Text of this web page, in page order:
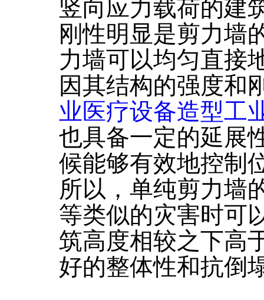
竖向应力载荷的建
刚性明显是剪力墙
力墙可以均匀直接
因其结构的强度和
业医疗设备造型工
也具备一定的延展
候能够有效地控制
所以，单纯剪力墙
等类似的灾害时可
筑高度相较之下高
好的整体性和抗倒